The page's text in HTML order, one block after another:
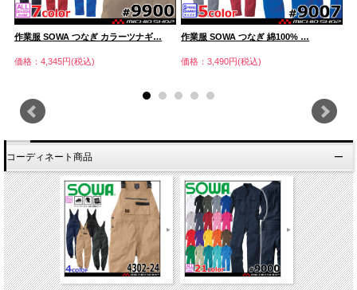
作業服 SOWA つなぎ カラーツナギ…
価格：4,345円(税込)
作業服 SOWA つなぎ 綿100% …
価格：3,490円(税込)
コーディネート商品